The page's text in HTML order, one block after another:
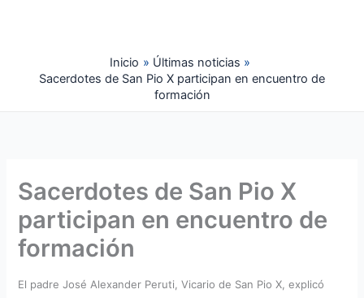
Inicio
Últimas noticias
Sacerdotes de San Pio X participan en encuentro de
formación
Sacerdotes de San Pio X
participan en encuentro de
formación
El padre José Alexander Peruti, Vicario de San Pio X, explicó